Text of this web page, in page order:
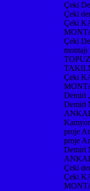
Çeki
Çeki
Çeki
Çeki
Çeki
Demiri
Demiri
proje
proje
Demiri
Çeki
Çeki